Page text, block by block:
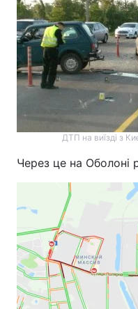
ДТП на виїзді з
Через це на Оболоні